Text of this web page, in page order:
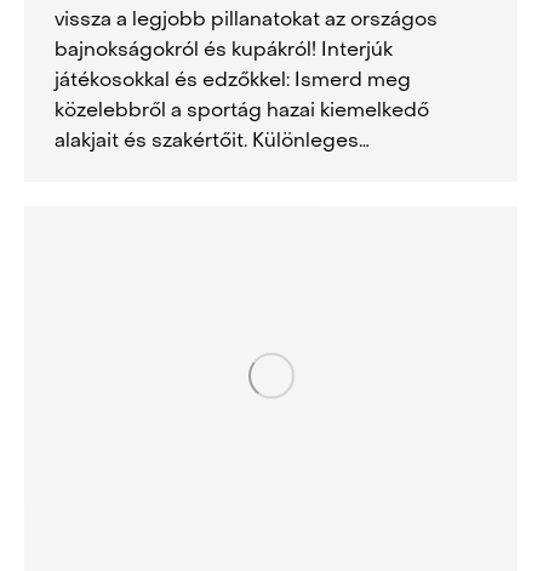
vissza a legjobb pillanatokat az országos
bajnokságokról és kupákról! Interjúk
játékosokkal és edzőkkel: Ismerd meg
közelebbről a sportág hazai kiemelkedő
alakjait és szakértőit. Különleges…